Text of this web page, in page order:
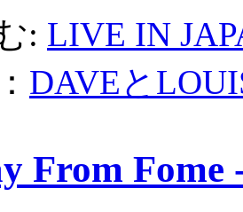
: LIVE IN
DAVEと
From Fome